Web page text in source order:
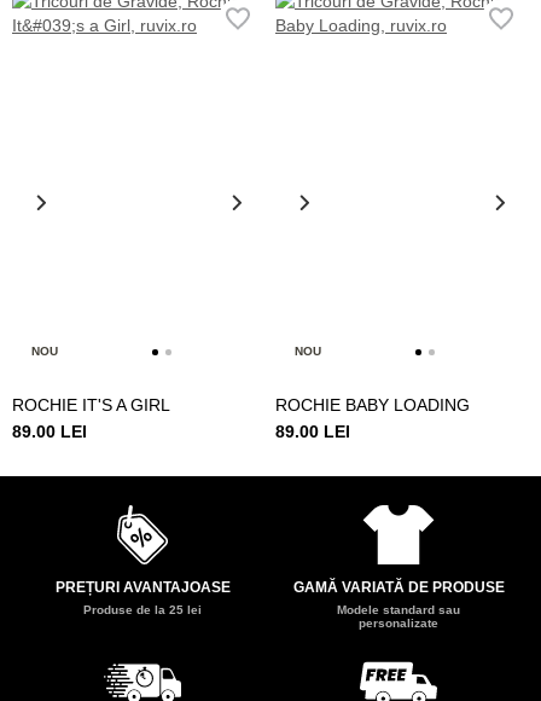
NOU
ROCHIE IT'S A GIRL
89.00 LEI
NOU
ROCHIE BABY LOADING
89.00 LEI
PREȚURI AVANTAJOASE
Produse de la 25 lei
GAMĂ VARIATĂ DE PRODUSE
Modele standard sau
personalizate